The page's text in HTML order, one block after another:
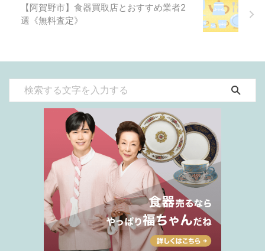
【阿賀野市】食器買取店とおすすめ業者2
選《無料査定》